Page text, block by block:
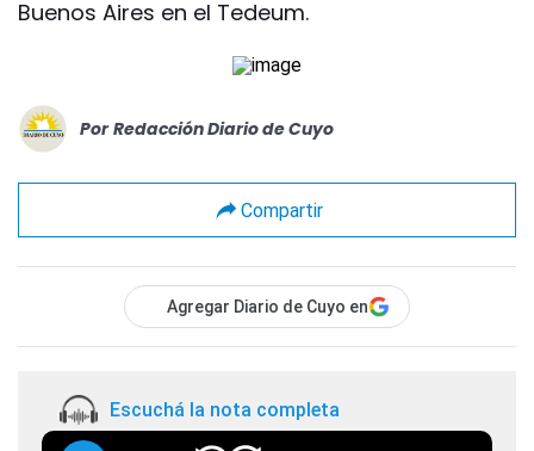
Buenos Aires en el Tedeum.
Por Redacción Diario de Cuyo
Compartir
Agregar Diario de Cuyo en
Escuchá la nota completa